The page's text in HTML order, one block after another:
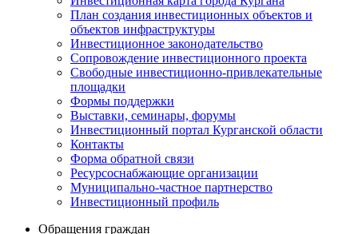
План создания инвестиционных объектов и
объектов инфраструктуры
Инвестиционное законодательство
Сопровождение инвестиционного проекта
Свободные инвестиционно-привлекательные
площадки
Формы поддержки
Выставки, семинары, форумы
Инвестиционный портал Курганской области
Контакты
Форма обратной связи
Ресурсоснабжающие организации
Муниципально-частное партнерство
Инвестиционный профиль
Обращения граждан